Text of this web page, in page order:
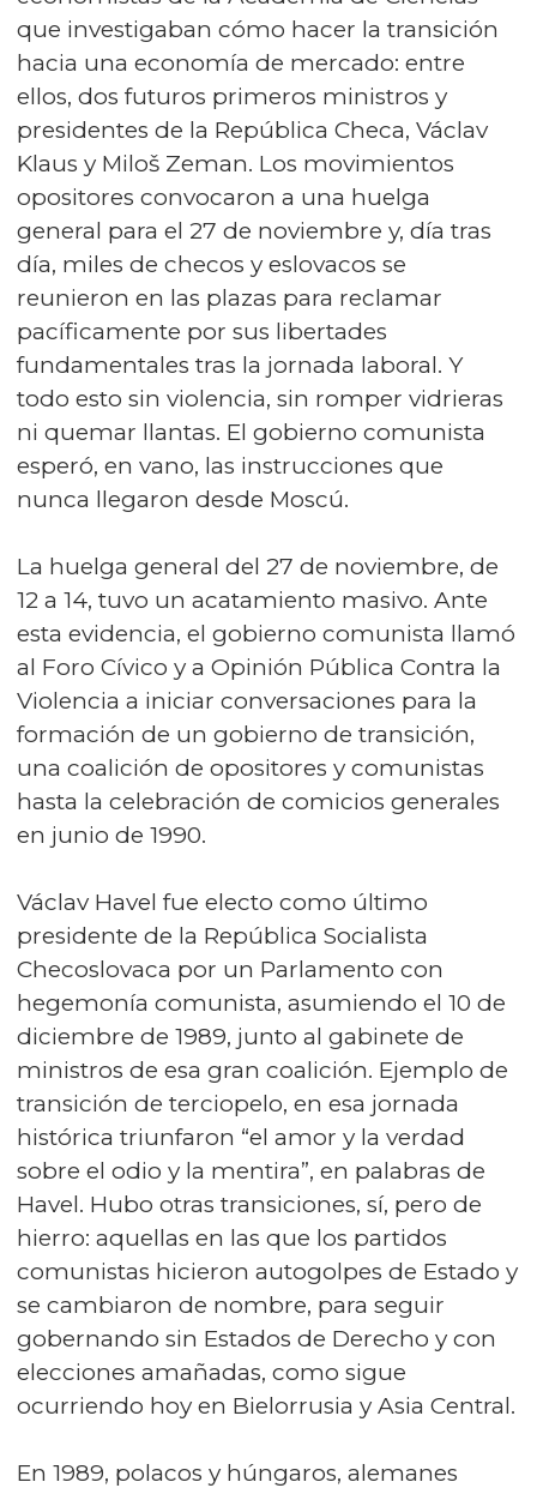
que investigaban cómo hacer la transición
hacia una economía de mercado: entre
ellos, dos futuros primeros ministros y
presidentes de la República Checa, Václav
Klaus y Miloš Zeman. Los movimientos
opositores convocaron a una huelga
general para el 27 de noviembre y, día tras
día, miles de checos y eslovacos se
reunieron en las plazas para reclamar
pacíficamente por sus libertades
fundamentales tras la jornada laboral. Y
todo esto sin violencia, sin romper vidrieras
ni quemar llantas. El gobierno comunista
esperó, en vano, las instrucciones que
nunca llegaron desde Moscú.
La huelga general del 27 de noviembre, de
12 a 14, tuvo un acatamiento masivo. Ante
esta evidencia, el gobierno comunista llamó
al Foro Cívico y a Opinión Pública Contra la
Violencia a iniciar conversaciones para la
formación de un gobierno de transición,
una coalición de opositores y comunistas
hasta la celebración de comicios generales
en junio de 1990.
Václav Havel fue electo como último
presidente de la República Socialista
Checoslovaca por un Parlamento con
hegemonía comunista, asumiendo el 10 de
diciembre de 1989, junto al gabinete de
ministros de esa gran coalición. Ejemplo de
transición de terciopelo, en esa jornada
histórica triunfaron “el amor y la verdad
sobre el odio y la mentira”, en palabras de
Havel. Hubo otras transiciones, sí, pero de
hierro: aquellas en las que los partidos
comunistas hicieron autogolpes de Estado y
se cambiaron de nombre, para seguir
gobernando sin Estados de Derecho y con
elecciones amañadas, como sigue
ocurriendo hoy en Bielorrusia y Asia Central.
En 1989, polacos y húngaros, alemanes